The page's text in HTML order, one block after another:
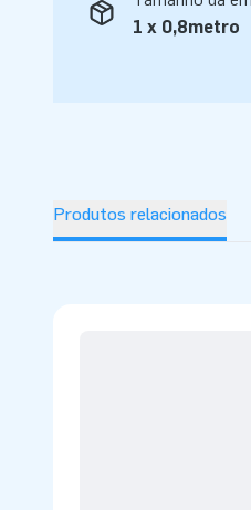
1 x 0,8metro
Produtos relacionados